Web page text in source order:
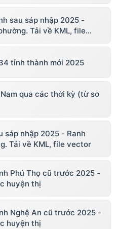
sau sáp nhập 2025 -
Tải về KML, file
tỉnh thành mới 2025
qua các thời kỳ (từ sơ
sáp nhập 2025 - Ranh
Tải về KML, file vector
Phú Thọ cũ trước 2025 -
huyện thị
Nghệ An cũ trước 2025 -
huyện thị